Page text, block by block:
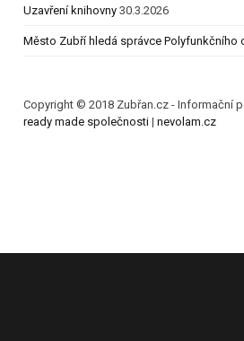
Uzavření knihovny 30.3.2026
Město Zubří hledá správce Polyfunkčního
Copyright © 2018 Zubřan.cz - Informační
ready made společnosti | nevolam.cz